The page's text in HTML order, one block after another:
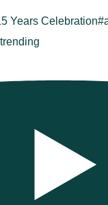
Years